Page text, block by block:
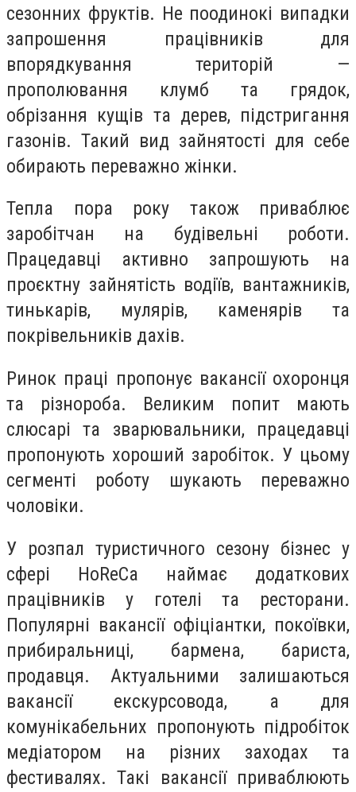
сезонних фруктів. Не поодинокі випадки
запрошення працівників для
впорядкування територій —
прополювання клумб та грядок,
обрізання кущів та дерев, підстригання
газонів. Такий вид зайнятості для себе
обирають переважно жінки.
Тепла пора року також приваблює
заробітчан на будівельні роботи.
Працедавці активно запрошують на
проєктну зайнятість водіїв, вантажників,
тинькарів, мулярів, каменярів та
покрівельників дахів.
Ринок праці пропонує вакансії охоронця
та різнороба. Великим попит мають
слюсарі та зварювальники, працедавці
пропонують хороший заробіток. У цьому
сегменті роботу шукають переважно
чоловіки.
У розпал туристичного сезону бізнес у
сфері HoReCa наймає додаткових
працівників у готелі та ресторани.
Популярні вакансії офіціантки, покоївки,
прибиральниці, бармена, бариста,
продавця. Актуальними залишаються
вакансії екскурсовода, а для
комунікабельних пропонують підробіток
медіатором на різних заходах та
фестивалях. Такі вакансії приваблюють